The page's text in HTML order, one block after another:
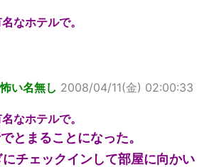
なホテルで。
い名無し 2008/04/11(金) 02:00:33
なホテルで。
とまることになった。
チェックインして部屋に向かい